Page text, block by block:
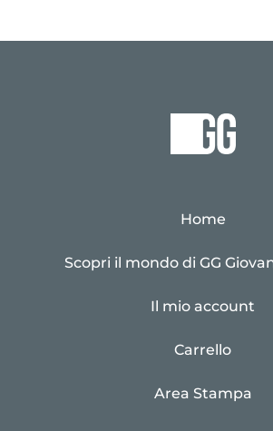
Home
Scopri il mondo di GG
Il mio account
Carrello
Area Stampa